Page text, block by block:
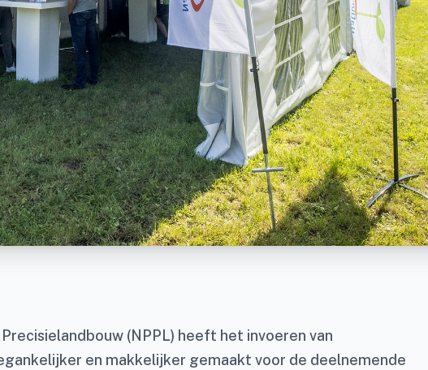
(NPPL) heeft het invoeren van
en makkelijker gemaakt voor de deelnemende